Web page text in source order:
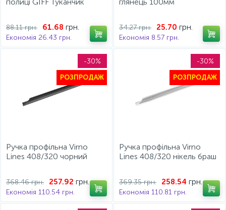
61.68 грн.
88.11 грн.
Економія 26.43 грн.
25.70 грн.
34.27 грн.
Економія 8.57 грн.
-30%
РОЗПРОДАЖ
Ручка профільна Virno
Lines 408/320 чорний
257.92 грн.
368.46 грн.
Економія 110.54 грн.
-30%
РОЗПРОДАЖ
Ручка профільна Virno
Lines 408/320 нікель браш
258.54 грн.
369.35 грн.
Економія 110.81 грн.